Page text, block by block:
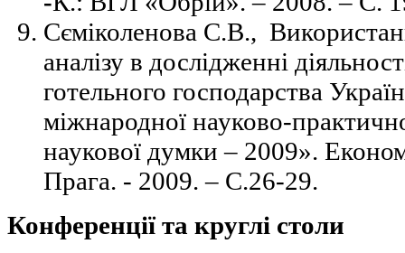
Сєміколенова С.В.,
аналізу в дослідженні
готельного господарства
міжнародної науково-
наукової думки – 2009».
Прага. - 2009. – С.26-29.
Конференції та круглі столи